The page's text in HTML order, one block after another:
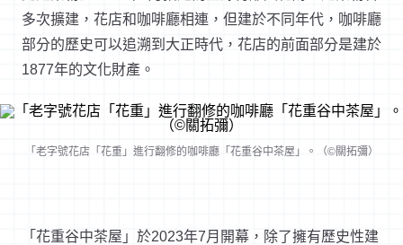
多次擴建，花店和咖啡廳相連，但建於不同年代，咖啡廳
部分的歷史可以追溯到大正時代，花店的前面部分是建於
1877年的文化財產。
「老字號花店「花重」進行翻修的咖啡廳「花重谷中茶屋」。（©關拓彌）
「花重谷中茶屋」於2023年7月開幕，除了擁有歷史性建